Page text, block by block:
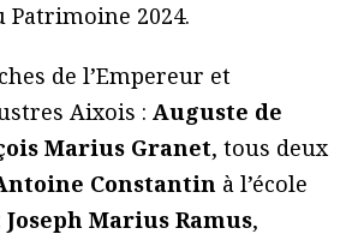
Patrimoine 2024.
de l’Empereur et
Aixois : Auguste de
Marius Granet, tous deux
Constantin à l’école
Joseph Marius Ramus,